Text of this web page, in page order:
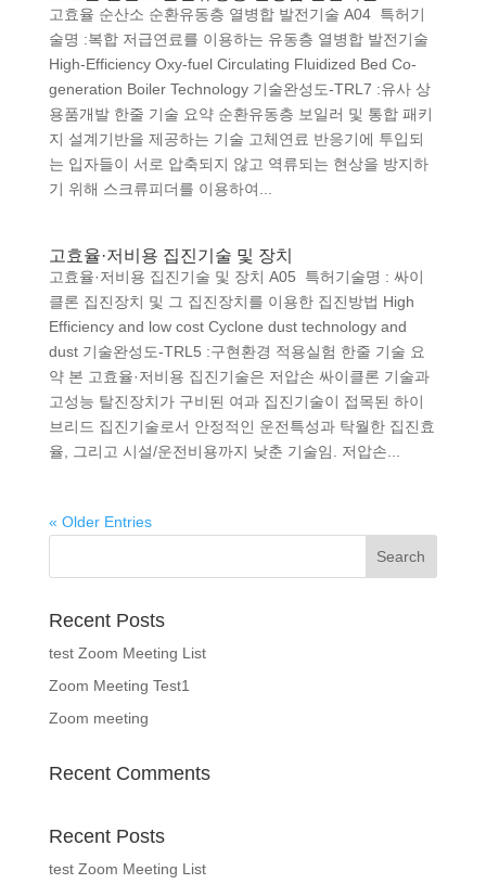
고효율 순산소 순환유동층 열병합 발전기술 A04 특허기
술명 :복합 저급연료를 이용하는 유동층 열병합 발전기술
High-Efficiency Oxy-fuel Circulating Fluidized Bed Co-
generation Boiler Technology 기술완성도-TRL7 :유사 상
용품개발 한줄 기술 요약 순환유동층 보일러 및 통합 패키
지 설계기반을 제공하는 기술 고체연료 반응기에 투입되
는 입자들이 서로 압축되지 않고 역류되는 현상을 방지하
기 위해 스크류피더를 이용하여...
고효율·저비용 집진기술 및 장치
고효율·저비용 집진기술 및 장치 A05 특허기술명 : 싸이
클론 집진장치 및 그 집진장치를 이용한 집진방법 High
Efficiency and low cost Cyclone dust technology and
dust 기술완성도-TRL5 :구현환경 적용실험 한줄 기술 요
약 본 고효율·저비용 집진기술은 저압손 싸이클론 기술과
고성능 탈진장치가 구비된 여과 집진기술이 접목된 하이
브리드 집진기술로서 안정적인 운전특성과 탁월한 집진효
율, 그리고 시설/운전비용까지 낮춘 기술임. 저압손...
« Older Entries
Recent Posts
test Zoom Meeting List
Zoom Meeting Test1
Zoom meeting
Recent Comments
Recent Posts
test Zoom Meeting List